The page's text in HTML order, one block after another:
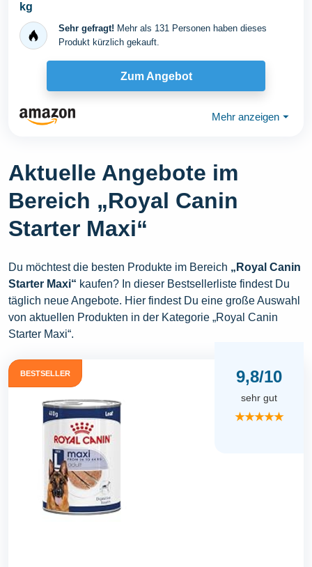
kg
Sehr gefragt! Mehr als 131 Personen haben dieses
Produkt kürzlich gekauft.
Zum Angebot
Mehr anzeigen ⏷
Aktuelle Angebote im
Bereich „Royal Canin
Starter Maxi“
Du möchtest die besten Produkte im Bereich „Royal Canin
Starter Maxi“ kaufen? In dieser Bestsellerliste findest Du
täglich neue Angebote. Hier findest Du eine große Auswahl
von aktuellen Produkten in der Kategorie „Royal Canin
Starter Maxi“.
BESTSELLER 9,8/10
sehr gut
★★★★★